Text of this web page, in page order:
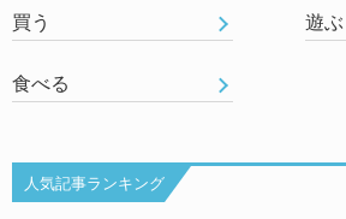
買う 遊ぶ
食べる
人気記事ランキング